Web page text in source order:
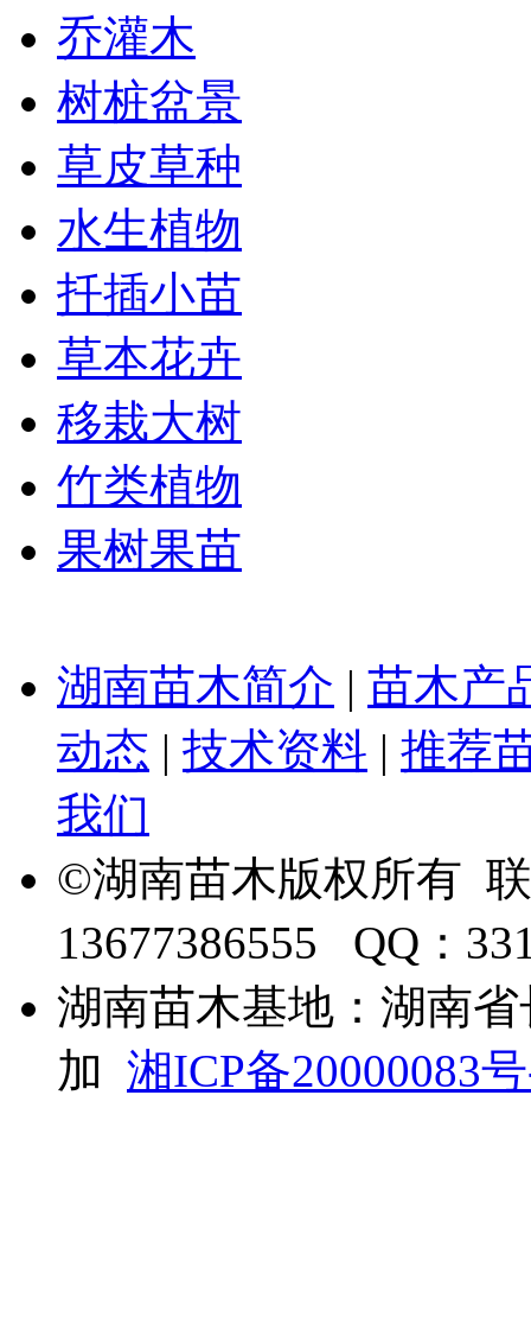
乔灌木
树桩盆景
草皮草种
水生植物
扦插小苗
草本花卉
移栽大树
竹类植物
果树果苗
湖南苗木简介 | 苗木产
动态 | 技术资料 | 推荐
我们
©湖南苗木版权所有
13677386555 QQ：
湖南苗木基地：湖南
加 湘ICP备20000083